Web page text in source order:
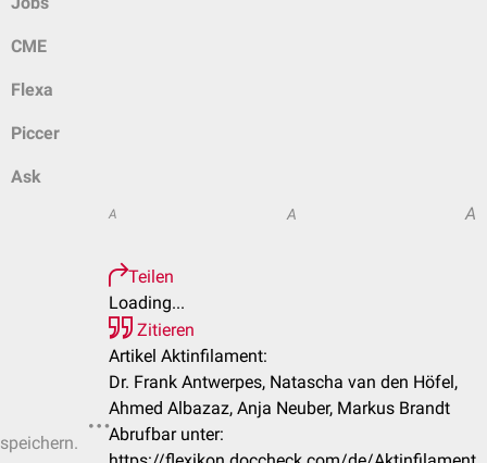
CME
Flexa
Piccer
Ask
A A A
Teilen
Loading...
Zitieren
Artikel Aktinfilament:
Dr. Frank Antwerpes, Natascha van den Höfel,
Ahmed Albazaz, Anja Neuber, Markus Brandt
Abrufbar unter: